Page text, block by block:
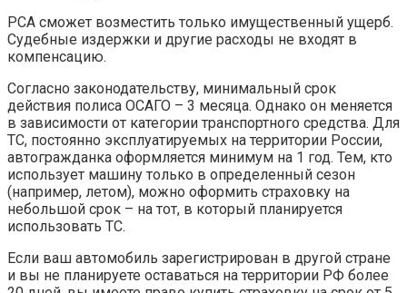
РСА сможет возместить только имущественный ущерб.
Судебные издержки и другие расходы не входят в
компенсацию.
Согласно законодательству, минимальный срок
действия полиса ОСАГО – 3 месяца. Однако он меняется
в зависимости от категории транспортного средства. Для
ТС, постоянно эксплуатируемых на территории России,
автогражданка оформляется минимум на 1 год. Тем, кто
использует машину только в определенный сезон
(например, летом), можно оформить страховку на
небольшой срок – на тот, в который планируется
использовать ТС.
Если ваш автомобиль зарегистрирован в другой стране
и вы не планируете оставаться на территории РФ более